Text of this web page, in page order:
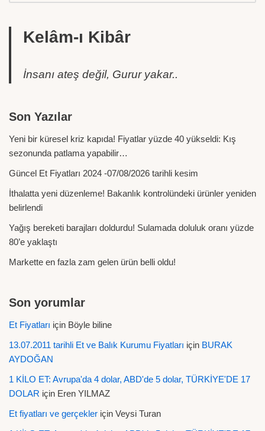
Kelâm-ı Kibâr
İnsanı ateş değil, Gurur yakar..
Son Yazılar
Yeni bir küresel kriz kapıda! Fiyatlar yüzde 40 yükseldi: Kış
sezonunda patlama yapabilir…
Güncel Et Fiyatları 2024 -07/08/2026 tarihli kesim
İthalatta yeni düzenleme! Bakanlık kontrolündeki ürünler yeniden
belirlendi
Yağış bereketi barajları doldurdu! Sulamada doluluk oranı yüzde
80’e yaklaştı
Markette en fazla zam gelen ürün belli oldu!
Son yorumlar
Et Fiyatları için Böyle biline
13.07.2011 tarihli Et ve Balık Kurumu Fiyatları için BURAK
AYDOĞAN
1 KİLO ET: Avrupa'da 4 dolar, ABD'de 5 dolar, TÜRKİYE'DE 17
DOLAR için Eren YILMAZ
Et fiyatları ve gerçekler için Veysi Turan